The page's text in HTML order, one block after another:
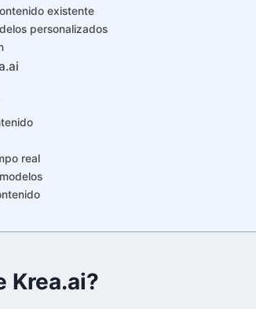
existente
personalizados
real
Krea.ai?